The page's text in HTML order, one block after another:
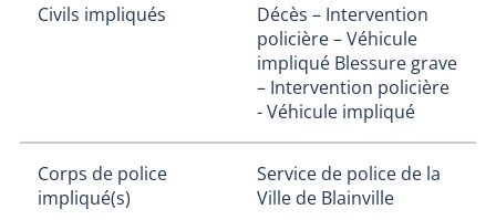
Civils impliqués
Décès – Intervention
policière – Véhicule
impliqué Blessure grave
– Intervention policière
- Véhicule impliqué
Corps de police
impliqué(s)
Service de police de la
Ville de Blainville